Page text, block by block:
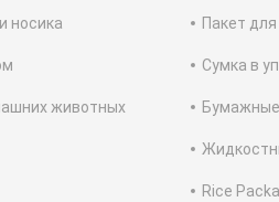
носика Пакет
Сумка в
животных
Rice